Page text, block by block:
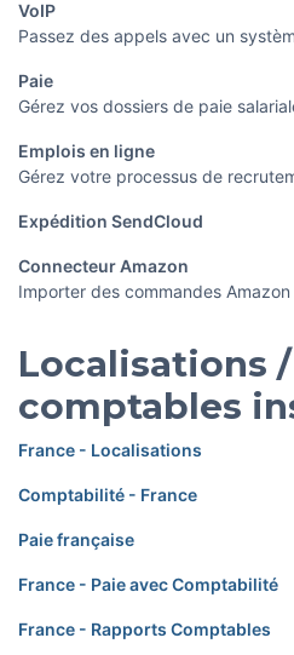
VoIP
Passez des appels avec un
Paie
Gérez vos dossiers de paie
Emplois en ligne
Gérez votre processus de
Expédition SendCloud
Connecteur Amazon
Importer des commandes
Localisations
comptables
France - Localisations
Comptabilité - France
Paie française
France - Paie avec Comptabilité
France - Rapports Comptables